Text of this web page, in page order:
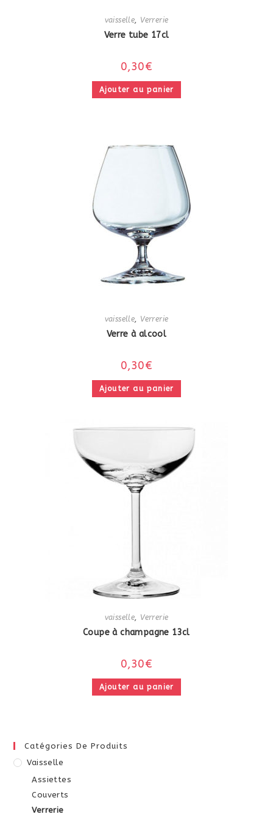
vaisselle, Verrerie
Verre tube 17cl
0,30€
Ajouter au panier
vaisselle, Verrerie
Verre à alcool
0,30€
Ajouter au panier
vaisselle, Verrerie
Coupe à champagne 13cl
0,30€
Ajouter au panier
Catégories De Produits
Vaisselle
Assiettes
Couverts
Verrerie